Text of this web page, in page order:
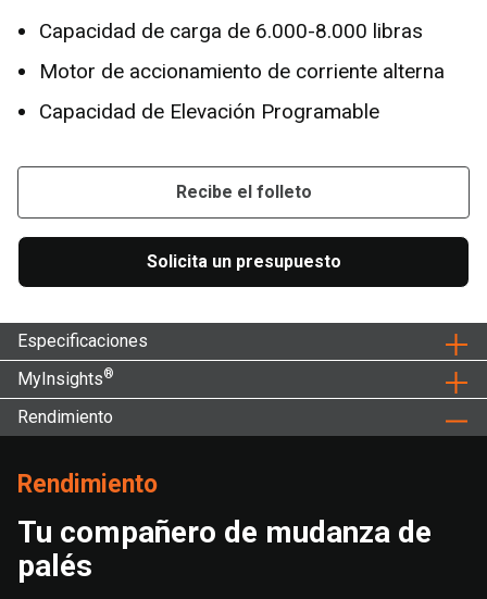
Capacidad de carga de 6.000-8.000 libras
Motor de accionamiento de corriente alterna
Capacidad de Elevación Programable
Recibe el folleto
Solicita un presupuesto
Especificaciones
MyInsights®
Rendimiento
Rendimiento
Tu compañero de mudanza de
palés